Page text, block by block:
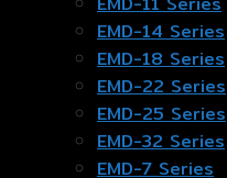
EMD-14 Series
EMD-18 Series
EMD-22 Series
EMD-25 Series
EMD-32 Series
EMD-7 Series